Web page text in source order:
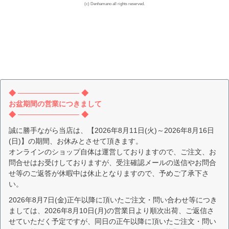
(c) Denhamano all rights reserved.
◆ ──────────── ◆
お盆期間の営業につきまして
◆ ──────────── ◆
誠に勝手ながら当店は、【2026年8月11日(火)～2026年8月16日
(日)】の期間、お休みとさせて頂きます。
オンラインのショップ自体は運営しておりますので、ご注文、お
問合せはお受けしておりますが、受注確認メールの送信やお問合
せ等のご返答が休暇中は休止となりますので、予めご了承下さ
い。
2026年8月7日(金)正午以降に頂いたご注文・問い合わせ等につき
ましては、2026年8月10日(月)の営業日より順次出荷、ご返信さ
せていただく予定ですが、同日の正午以降に頂いたご注文・問い